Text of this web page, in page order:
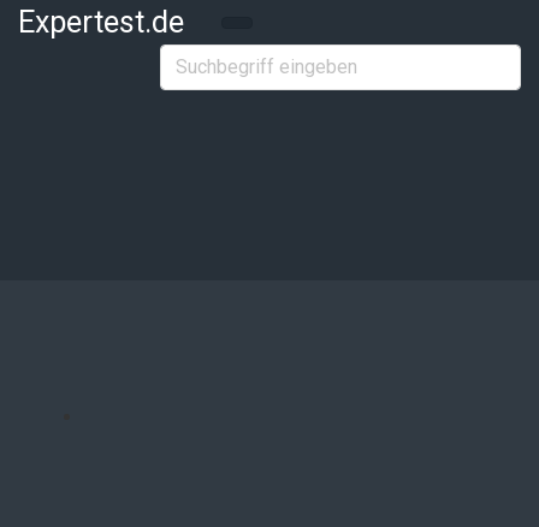
Zum Hauptinhalt springen
Expertest.de